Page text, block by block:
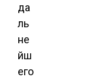
да
ль
не
йш
его